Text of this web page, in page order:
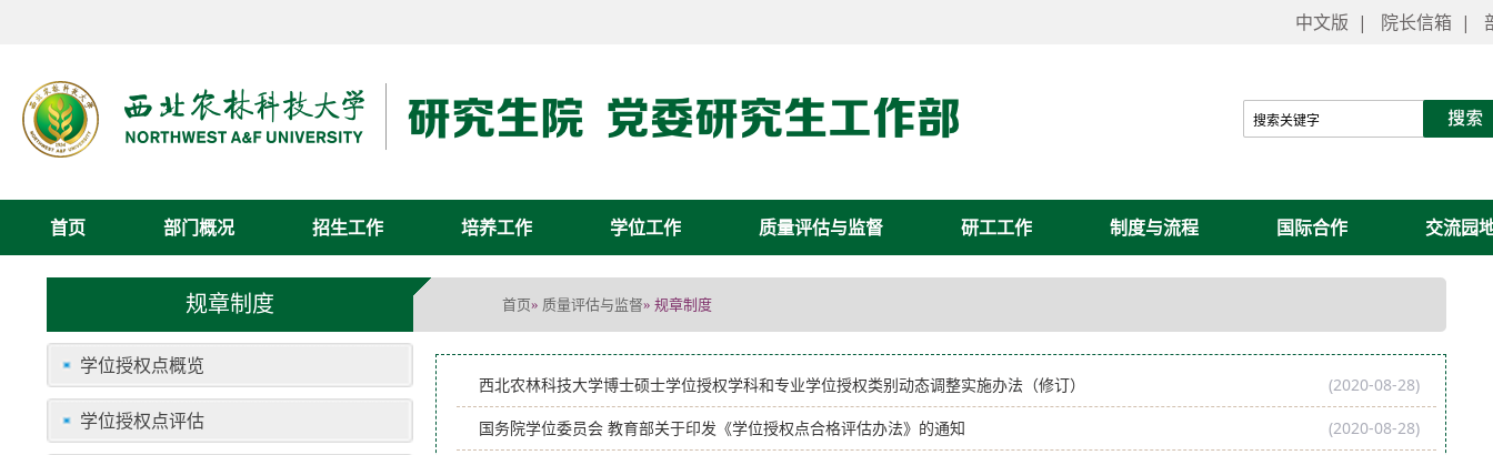
中文版 | 院长信箱 |
首页 部门概况 招生工作 培养工作 学位工作 质量评估与监督 研工工作 制度与流程 国际合作 交流园
规章制度 首页» 质量评估与监督» 规章制度
学位授权点概览
学位授权点评估
(2020-08-28)
西北农林科技大学博士硕士学位授权学科和专业学位授权类别动态调整实施办法（修订）
(2020-08-28)
国务院学位委员会 教育部关于印发《学位授权点合格评估办法》的通知